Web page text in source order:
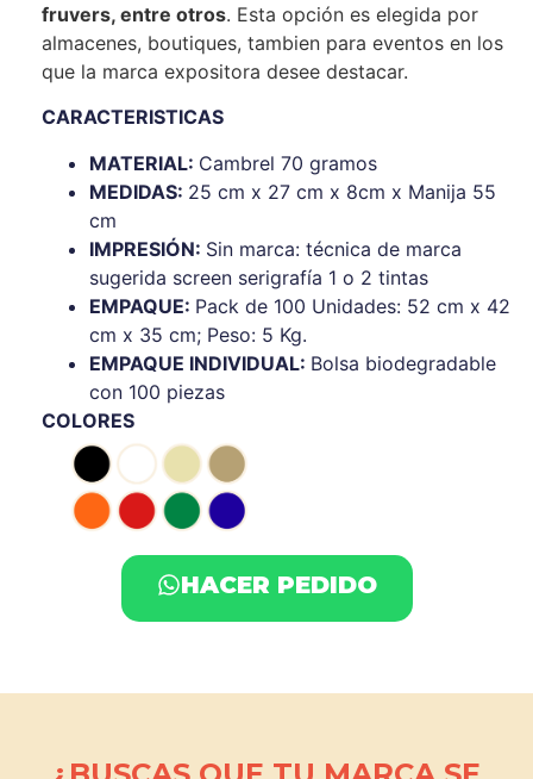
fruvers, entre otros. Esta opción es elegida por
almacenes, boutiques, tambien para eventos en los
que la marca expositora desee destacar.
CARACTERISTICAS
MATERIAL: Cambrel 70 gramos
MEDIDAS: 25 cm x 27 cm x 8cm x Manija 55
cm
IMPRESIÓN: Sin marca: técnica de marca
sugerida screen serigrafía 1 o 2 tintas
EMPAQUE: Pack de 100 Unidades: 52 cm x 42
cm x 35 cm; Peso: 5 Kg.
EMPAQUE INDIVIDUAL: Bolsa biodegradable
con 100 piezas
COLORES
HACER PEDIDO